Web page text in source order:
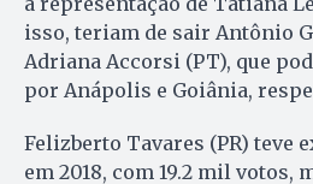
isso, teriam de sair Antônio
Adriana Accorsi (PT), que
por Anápolis e Goiânia,
Felizberto Tavares (PR) teve
em 2018, com 19.2 mil votos,